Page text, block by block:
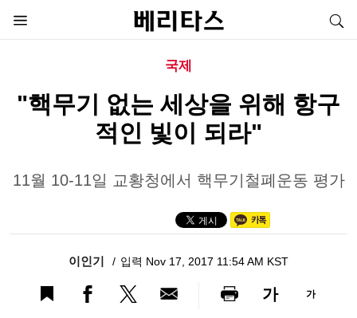
국제
"핵무기 없는 세상을 위해 항구
적인 빛이 되라"
11월 10-11일 교황청에서 핵무기철폐운동 평가
이인기 입력 Nov 17, 2017 11:54 AM KST
가 가